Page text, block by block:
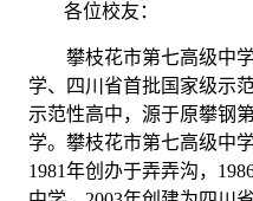
各位校友：
攀枝花市第七高级中
学、四川省首批国家级示
示范性高中，源于原攀钢
学。攀枝花市第七高级中
1981年创办于弄弄沟，